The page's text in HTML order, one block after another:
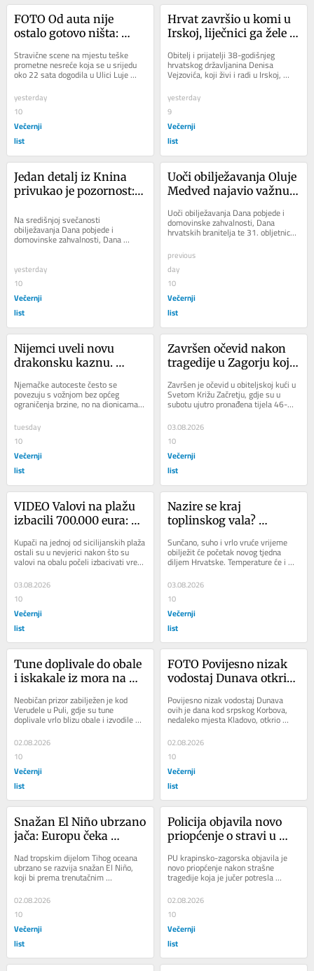
FOTO Od auta nije
ostalo gotovo ništa:
mjestu teške nesreće u
Zagrebu
Stravične scene na mjestu teške
prometne nesreće koja se u srijedu
oko 22 sata dogodila u Ulici Luje
Naletilića u Zagrebu. Auto je
prepolovljen,...
yesterday
10
Večernji
list
Hrvat završio u komi u
Irskoj, liječnici ga žele
moli za pomoć: 'Samo
želimo da dobije još
Obitelj i prijatelji 38-godišnjeg
hrvatskog državljanina Denisa
Vejzovića, koji živi i radi u Irskoj,
pokrenuli su humanitarnu kampanju
na...
yesterday
9
Večernji
list
Jedan detalj iz Knina
privukao je pozornost:
između Milanovića i
Plenkovića
Na središnjoj svečanosti
obilježavanja Dana pobjede i
domovinske zahvalnosti, Dana
hrvatskih branitelja te 31. obljetnice
yesterday
10
Večernji
list
Uoči obilježavanja Oluje
Medved najavio važnu
'Time ćemo ispraviti
nepravdu'
Uoči obilježavanja Dana pobjede i
domovinske zahvalnosti, Dana
hrvatskih branitelja te 31. obljetnice
vojno-redarstvene operacije Oluja,
ministar...
previous
day
10
Večernji
list
Nijemci uveli novu
drakonsku kaznu.
koji mnogi Hrvati često
rade
Njemačke autoceste često se
povezuju s vožnjom bez općeg
ograničenja brzine, no na dionicama
na kojima prometna pravila propisuju
dopuštenu...
tuesday
10
Večernji
list
Završen očevid nakon
tragedije u Zagorju koja
Oglasio se DORH
Završen je očevid u obiteljskoj kući u
Svetom Križu Začretju, gdje su u
subotu ujutro pronađena tijela 46-
godišnjeg muškarca i dvoje...
03.08.2026
10
Večernji
list
VIDEO Valovi na plažu
izbacili 700.000 eura:
policija nije mogla
vjerovati što vidi
Kupači na jednoj od sicilijanskih plaža
ostali su u nevjerici nakon što su
valovi na obalu počeli izbacivati vreće
pune novca. U nekoliko...
03.08.2026
10
Večernji
list
Nazire se kraj
toplinskog vala?
nam dolazi velika
hladna zračna masa'
Sunčano, suho i vrlo vruće vrijeme
obilježit će početak novog tjedna
diljem Hrvatske. Temperature će i
danas u mnogim krajevima dosezati
između...
03.08.2026
10
Večernji
list
Tune doplivale do obale
i iskakale iz mora na
znači'
Neobičan prizor zabilježen je kod
Verudele u Puli, gdje su tune
doplivale vrlo blizu obale i izvodile
skokove iz mora svega nekoliko
metara od...
02.08.2026
10
Večernji
list
FOTO Povijesno nizak
vodostaj Dunava otkrio
mještani su u čudu
Povijesno nizak vodostaj Dunava
ovih je dana kod srpskog Korbova,
nedaleko mjesta Kladovo, otkrio
neobičan prizor. Iz vode su ponovno
izronili ostaci...
02.08.2026
10
Večernji
list
Snažan El Niño ubrzano
jača: Europu čeka
posljedice ćemo osjetiti i
tijekom jesen i zime
Nad tropskim dijelom Tihog oceana
ubrzano se razvija snažan El Niño,
koji bi prema trenutačnim
prognozama krajem jeseni i
početkom zime mogao...
02.08.2026
10
Večernji
list
Policija objavila novo
priopćenje o stravi u
PU krapinsko-zagorska objavila je
novo priopćenje nakon strašne
tragedije koja je jučer potresla
Zagorje. Nakon gašenja požara
obiteljske kuće,...
02.08.2026
10
Večernji
list